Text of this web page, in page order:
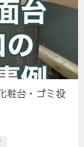
粧台・ゴミ投